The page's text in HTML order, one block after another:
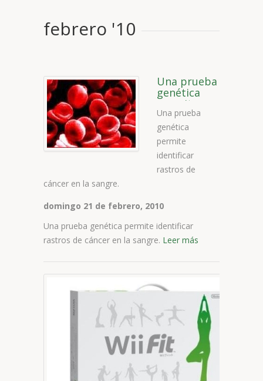
febrero '10
Una prueba
genética
permite
identificar
rastros de
cáncer en la
sangre.
Una prueba
genética
permite
identificar
rastros de
cáncer en la sangre.
domingo 21 de febrero, 2010
Una prueba genética permite identificar
rastros de cáncer en la sangre. Leer más